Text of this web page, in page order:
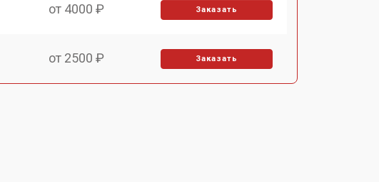
от 4000 ₽ Заказать
от 2500 ₽ Заказать